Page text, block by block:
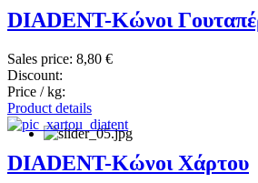
DIADENT-Κώνοι
Sales price: 8,80 €
Discount:
Price / kg:
Product details
DIADENT-Κώνοι Χάρτου